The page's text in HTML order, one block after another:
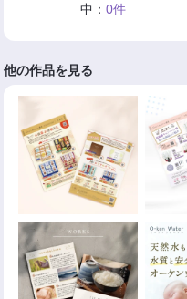
中：0件
他の作品を見る